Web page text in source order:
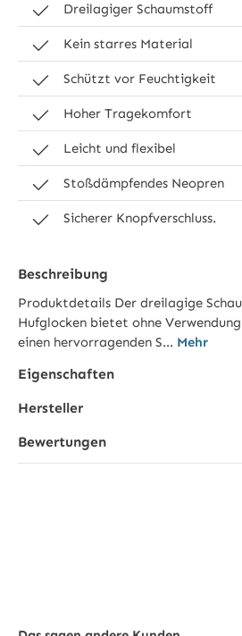
Dreilagiger Schaumstoff
Kein starres Material
Schützt vor Feuchtigkeit
Hoher Tragekomfort
Leicht und flexibel
Stoßdämpfendes Neopren
Sicherer Knopfverschluss.
Beschreibung
Produktdetails Der dreilagige
Hufglocken bietet ohne
einen hervorragenden S… Mehr
Eigenschaften
Hersteller
Bewertungen